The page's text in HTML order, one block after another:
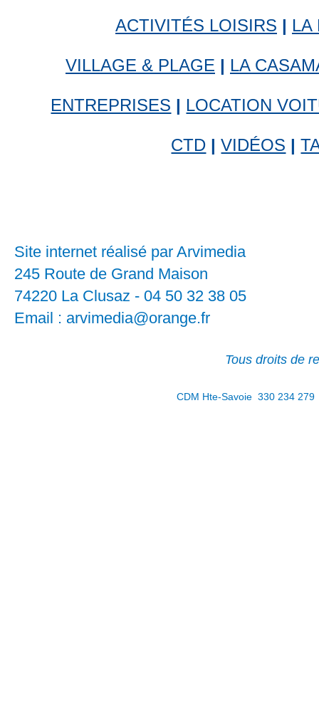
ACTIVITÉS LOISIRS | LA
VILLAGE & PLAGE | LA
ENTREPRISES | LOCATION
CTD |VIDÉOS |
Site internet réalisé par Arvimedia
245 Route de Grand Maison
74220 La Clusaz - 04 50 32 38 05
Email : arvimedia@orange.fr
Tous droits de
CDM Hte-Savoie 330 234 279